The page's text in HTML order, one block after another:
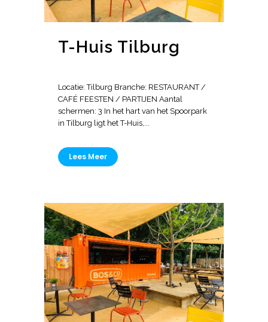
T-Huis Tilburg
Locatie: Tilburg Branche: RESTAURANT /
CAFÉ FEESTEN / PARTIJEN Aantal
schermen: 3 In het hart van het Spoorpark
in Tilburg ligt het T-Huis,...
Lees Meer